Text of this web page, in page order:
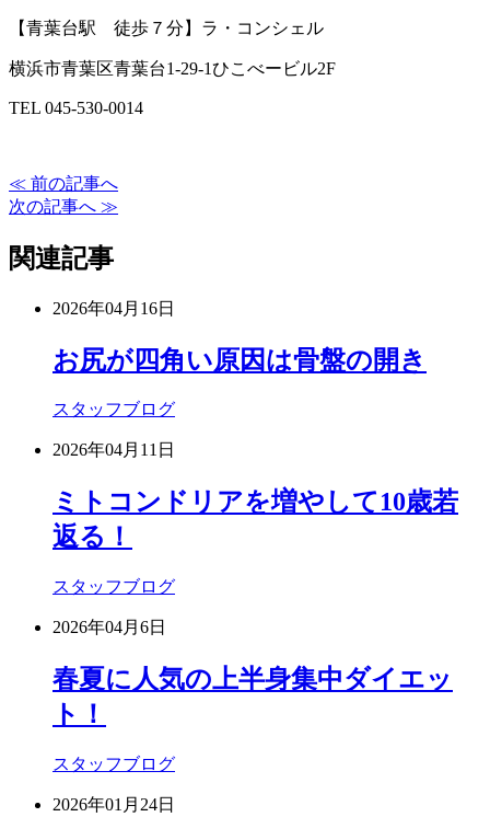
【青葉台駅 徒歩７分】ラ・コンシェル
横浜市青葉区青葉台1-29-1ひこべービル2F
TEL 045-530-0014
≪ 前の記事へ
次の記事へ ≫
関連記事
2026年04月16日
お尻が四角い原因は骨盤の開き
スタッフブログ
2026年04月11日
ミトコンドリアを増やして10歳若
返る！
スタッフブログ
2026年04月6日
春夏に人気の上半身集中ダイエッ
ト！
スタッフブログ
2026年01月24日